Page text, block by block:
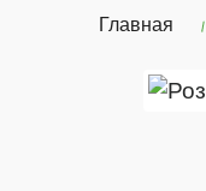
Главная